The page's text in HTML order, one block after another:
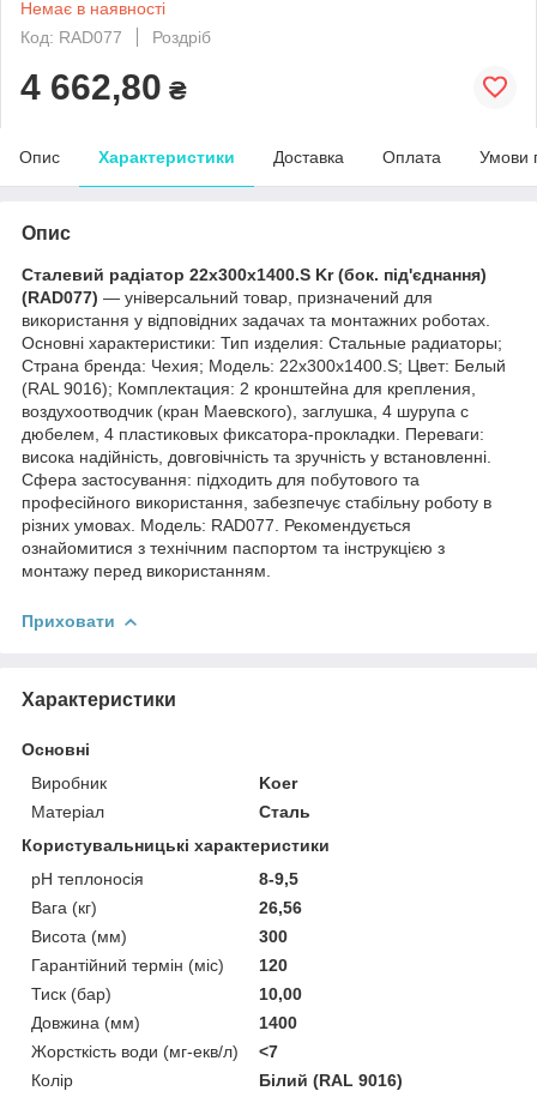
Немає в наявності
Код: RAD077
Роздріб
4 662,80 ₴
Опис Характеристики Доставка Оплата Умови
Опис
Сталевий радіатор 22х300х1400.S Kr (бок. під'єднання)
(RAD077) — універсальний товар, призначений для
використання у відповідних задачах та монтажних роботах.
Основні характеристики: Тип изделия: Стальные радиаторы;
Страна бренда: Чехия; Мoдель: 22х300х1400.S; Цвет: Белый
(RAL 9016); Комплектация: 2 кронштейна для крепления,
воздухоотводчик (кран Маевского), заглушка, 4 шурупа с
дюбелем, 4 пластиковых фиксатора-прокладки. Переваги:
висока надійність, довговічність та зручність у встановленні.
Сфера застосування: підходить для побутового та
професійного використання, забезпечує стабільну роботу в
різних умовах. Модель: RAD077. Рекомендується
ознайомитися з технічним паспортом та інструкцією з
монтажу перед використанням.
Приховати
Характеристики
Основні
Виробник
Koer
Матеріал
Сталь
Користувальницькі характеристики
pH теплоносія
8-9,5
Вага (кг)
26,56
Висота (мм)
300
Гарантійний термін (міс)
120
Тиск (бар)
10,00
Довжина (мм)
1400
Жорсткість води (мг-екв/л)
<7
Колір
Білий (RAL 9016)